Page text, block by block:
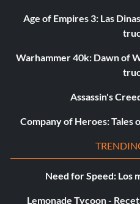
Age of Empires 3: Las
Warhammer 40k: Dawn of
Assassin's
Company of Heroes: Tales
Need for Speed: Los
Lemonade Tycoon -